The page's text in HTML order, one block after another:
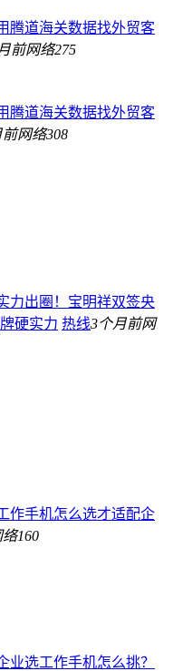
腾道海关数据找外贸客
前网络275
腾道海关数据找外贸客
前网络308
力出圈！宝明祥双签央
硬实力 热线3个月前网
作手机怎么选才适配企
络160
业选工作手机怎么挑？